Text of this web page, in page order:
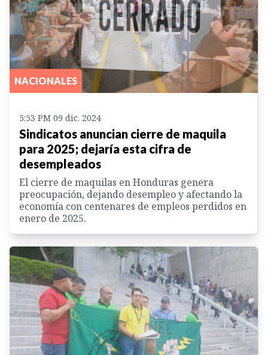
NACIONALES
5:53 PM 09 dic. 2024
Sindicatos anuncian cierre de maquila
para 2025; dejaría esta cifra de
desempleados
El cierre de maquilas en Honduras genera
preocupación, dejando desempleo y afectando la
economía con centenares de empleos perdidos en
enero de 2025.